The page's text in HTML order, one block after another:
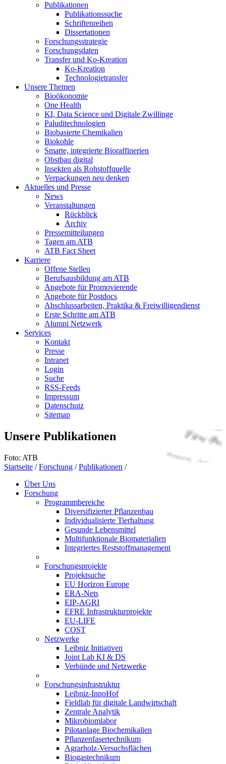
Publikationen
Publikationssuche
Schriftenreihen
Dissertationen
Forschungsstrategie
Forschungsdaten
Transfer und Ko-Kreation
Ko-Kreation
Technologietransfer
Unsere Themen
Bioökonomie
One Health
KI, Data Science und Digitale Zwillinge
Paluditechnologien
Biobasierte Chemikalien
Biokohle
Smarte, integrierte Bioraffinerien
Obstbau digital
Insekten als Rohstoffquelle
Verpackungen neu denken
Aktuelles und Presse
News
Veranstaltungen
Rückblick
Archiv
Pressemitteilungen
Tagen am ATB
ATB Fact Sheet
Karriere
Offene Stellen
Berufsausbildung am ATB
Angebote für Promovierende
Angebote für Postdocs
Abschlussarbeiten, Praktika & Freiwilligendienst
Erste Schritte am ATB
Alumni Netzwerk
Services
Kontakt
Presse
Intranet
Login
Suche
RSS-Feeds
Impressum
Datenschutz
Sitemap
Unsere Publikationen
Foto: ATB
Startseite / Forschung / Publikationen /
Über Uns
Forschung
Programmbereiche
Diversifizierter Pflanzenbau
Individualisierte Tierhaltung
Gesunde Lebensmittel
Multifunktionale Biomaterialien
Integriertes Reststoffmanagement
Forschungsprojekte
Projektsuche
EU Horizon Europe
ERA-Nets
EIP-AGRI
EFRE Infrastrukturprojekte
EU-LIFE
COST
Netzwerke
Leibniz Initiativen
Joint Lab KI & DS
Verbünde und Netzwerke
Forschungsinfrastruktur
Leibniz-InnoHof
Fieldlab für digitale Landwirtschaft
Zentrale Analytik
Mikrobiomlabor
Pilotanlage Biochemikalien
Pflanzenfasertechnikum
Agrarholz-Versuchsflächen
Biogastechnikum